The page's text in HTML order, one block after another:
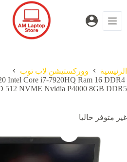
إلى
المحتوى
الرئيسية
ووركستيشن لاب توب
Intel Core i7-7920HQ Ram 16 DDR4
512 NVME Nvidia P4000 8GB DDR5
غير متوفر حاليا